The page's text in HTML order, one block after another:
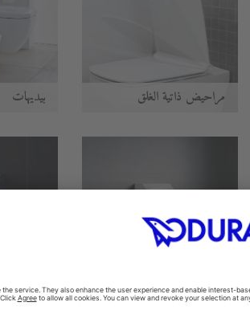
مراحيض ذاتية الغلق بيديهات